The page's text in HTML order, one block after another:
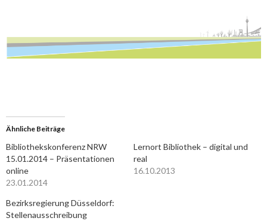
Ähnliche Beiträge
Bibliothekskonferenz NRW
15.01.2014 – Präsentationen
online
23.01.2014
Lernort Bibliothek – digital und
real
16.10.2013
Bezirksregierung Düsseldorf:
Stellenausschreibung